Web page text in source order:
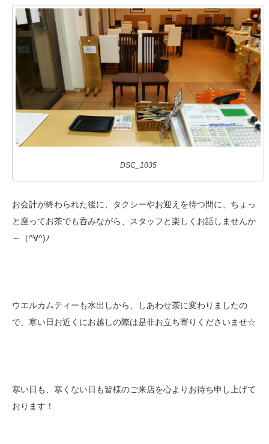
DSC_1035
お会計が終わられた後に、タクシーやお迎えを待つ間に、ちょっ
と座ってお茶でも呑みながら、スタッフと楽しくお話しませんか
～（^∀^)ﾉ
ウエルカムティーも水出しから、しあわせ茶に変わりましたの
で、寒い日お近くにお越しの際は是非お立ち寄りくださいませ☆
寒い日も、寒くない日も皆様のご来店を心よりお待ち申し上げて
おります！